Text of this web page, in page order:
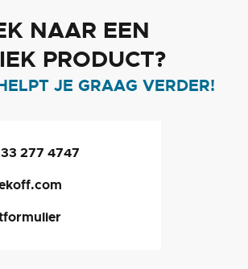
NAAR EEN
PRODUCT?
JE GRAAG VERDER!
277 4747